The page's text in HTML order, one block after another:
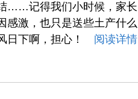
……记得我们小时候，家长
感激，也只是送些土产什么
日下啊，担心！
阅读详情